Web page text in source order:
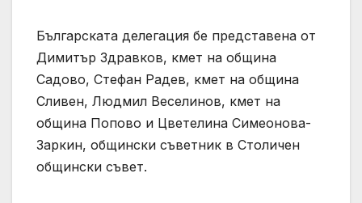
Българската делегация бе представена от
Димитър Здравков, кмет на община
Садово, Стефан Радев, кмет на община
Сливен, Людмил Веселинов, кмет на
община Попово и Цветелина Симеонова-
Заркин, общински съветник в Столичен
общински съвет.